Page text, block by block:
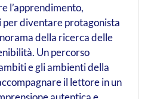
l’apprendimento,
diventare protagonista
della ricerca delle
Un percorso
e gli ambienti della
il lettore in un